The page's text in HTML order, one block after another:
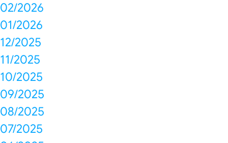
02/2026
01/2026
12/2025
11/2025
10/2025
09/2025
08/2025
07/2025